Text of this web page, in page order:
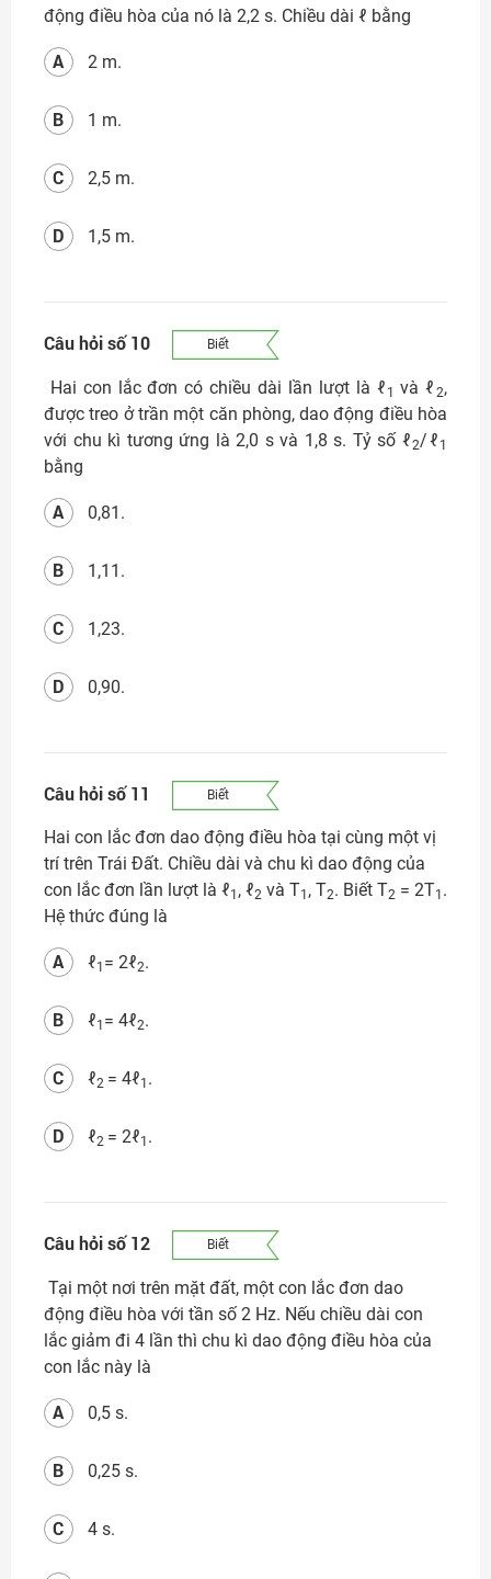
động điều hòa của nó là 2,2 s. Chiều dài ℓ bằng
2 m.
A
1 m.
B
2,5 m.
C
1,5 m.
D
Câu hỏi số 10 Biết
Hai con lắc đơn có chiều dài lần lượt là ℓ 1 và ℓ2,
được treo ở trần một căn phòng, dao động điều hòa
với chu kì tương ứng là 2,0 s và 1,8 s. Tỷ số ℓ2/ℓ 1
bằng
0,81.
A
1,11.
B
1,23.
C
0,90.
D
Câu hỏi số 11 Biết
Hai con lắc đơn dao động điều hòa tại cùng một vị
trí trên Trái Đất. Chiều dài và chu kì dao động của
con lắc đơn lần lượt là ℓ1 , ℓ2 và T1 , T2. Biết T2 = 2T1 .
Hệ thức đúng là
ℓ1 = 2ℓ2.
A
ℓ1 = 4ℓ2.
B
ℓ2 = 4ℓ1 .
C
ℓ2 = 2ℓ1 .
D
Câu hỏi số 12 Biết
Tại một nơi trên mặt đất, một con lắc đơn dao
động điều hòa với tần số 2 Hz. Nếu chiều dài con
lắc giảm đi 4 lần thì chu kì dao động điều hòa của
con lắc này là
0,5 s.
A
0,25 s.
B
4 s.
C